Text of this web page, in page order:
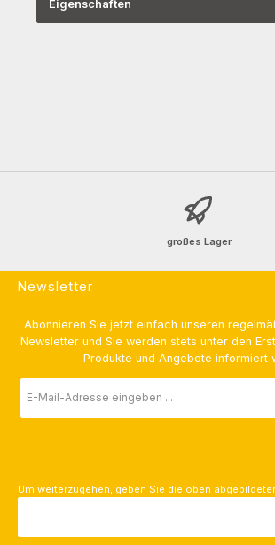
Eigenschaften
großes Lager
Newsletter
Abonnieren Sie jetzt einfach unseren
Newsletter und Sie werden stets unter den
Produkte und Angebote informiert
Mail-
Um weiterzugehen, geben Sie die oben